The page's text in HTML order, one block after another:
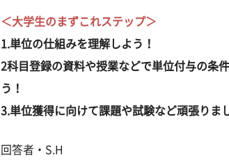
＜大学生のまずこれステップ＞
1.単位の仕組みを理解しよう！
2科目登録の資料や授業などで単位付与の条
う！
3.単位獲得に向けて課題や試験など頑張りま
回答者・S.H